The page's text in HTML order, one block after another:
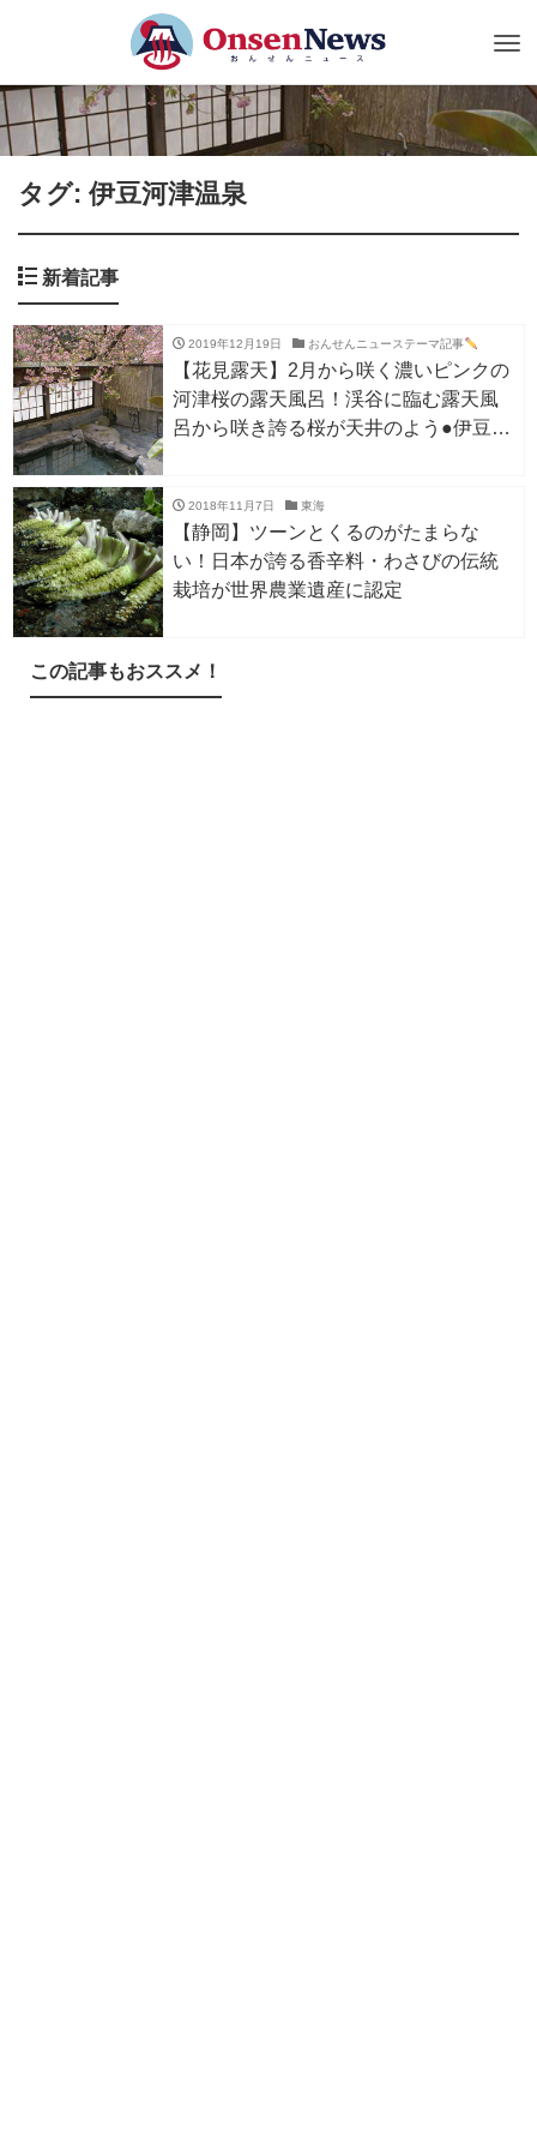
タグ: 伊豆河津温泉
新着記事
2019年12月19日 おんせんニューステーマ記事
【花見露天】2月から咲く濃いピンクの
河津桜の露天風呂！渓谷に臨む露天風
呂から咲き誇る桜が天井のよう●伊豆河
2018年11月7日 東海
【静岡】ツーンとくるのがたまらな
い！日本が誇る香辛料・わさびの伝統
栽培が世界農業遺産に認定
この記事もおススメ！